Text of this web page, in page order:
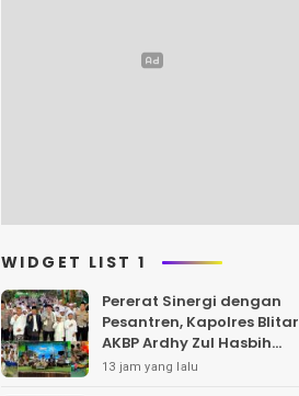
WIDGET LIST 1
Pererat Sinergi dengan
Pesantren, Kapolres Blitar
AKBP Ardhy Zul Hasbih
Nasution Silaturahmi Ke
13 jam yang lalu